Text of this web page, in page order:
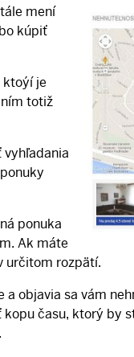
mení
kúpiť
ktoýí je
totiž
vyhľadania
ponuka
Ak máte
určitom rozpätí.
objavia sa vám
času, ktorý by